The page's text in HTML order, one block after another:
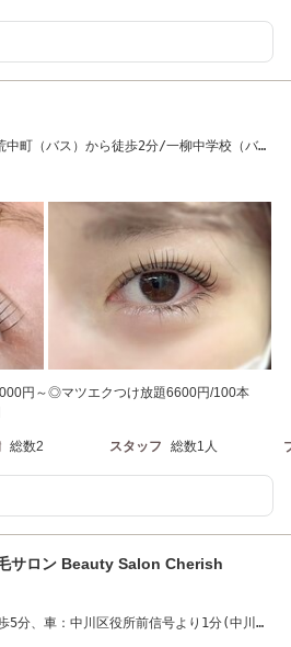
中町（バス）から徒歩2分/一柳中学校（バ
円～◎マツエクつけ放題6600円/100本
総数2 スタッフ 総数1人
サロン Beauty Salon Cherish
5分、車：中川区役所前信号より1分(中川区